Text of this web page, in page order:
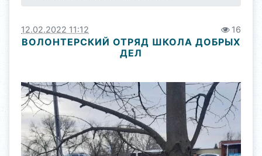
12.02.2022 11:12 16
ВОЛОНТЕРСКИЙ ОТРЯД ШКОЛА ДОБРЫХ
ДЕЛ